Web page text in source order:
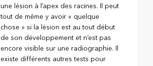
une lésion à l’apex des racines. Il peut
tout de même y avoir « quelque
chose » si la lésion est au tout début
de son développement et n’est pas
encore visible sur une radiographie. Il
existe différents autres tests pour